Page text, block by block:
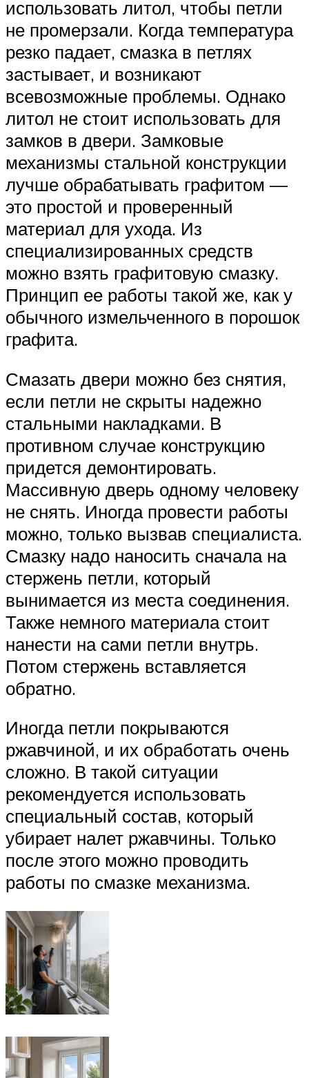
использовать литол, чтобы петли
не промерзали. Когда температура
резко падает, смазка в петлях
застывает, и возникают
всевозможные проблемы. Однако
литол не стоит использовать для
замков в двери. Замковые
механизмы стальной конструкции
лучше обрабатывать графитом —
это простой и проверенный
материал для ухода. Из
специализированных средств
можно взять графитовую смазку.
Принцип ее работы такой же, как у
обычного измельченного в порошок
графита.
Смазать двери можно без снятия,
если петли не скрыты надежно
стальными накладками. В
противном случае конструкцию
придется демонтировать.
Массивную дверь одному человеку
не снять. Иногда провести работы
можно, только вызвав специалиста.
Смазку надо наносить сначала на
стержень петли, который
вынимается из места соединения.
Также немного материала стоит
нанести на сами петли внутрь.
Потом стержень вставляется
обратно.
Иногда петли покрываются
ржавчиной, и их обработать очень
сложно. В такой ситуации
рекомендуется использовать
специальный состав, который
убирает налет ржавчины. Только
после этого можно проводить
работы по смазке механизма.